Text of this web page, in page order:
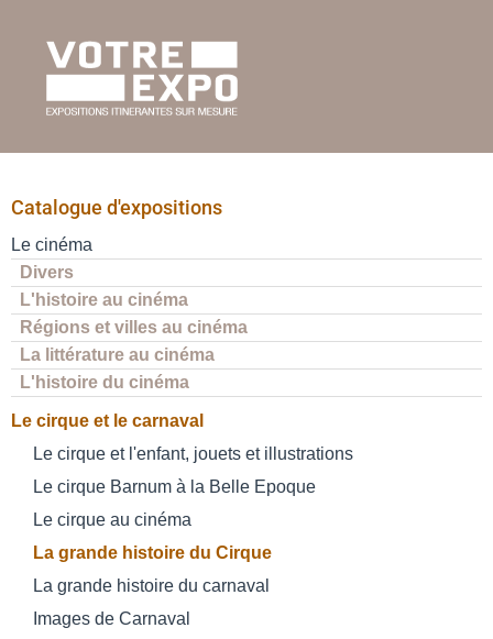
Catalogue d'expositions
Le cinéma
Divers
L'histoire au cinéma
Régions et villes au cinéma
La littérature au cinéma
L'histoire du cinéma
Le cirque et le carnaval
Le cirque et l'enfant, jouets et illustrations
Le cirque Barnum à la Belle Epoque
Le cirque au cinéma
La grande histoire du Cirque
La grande histoire du carnaval
Images de Carnaval